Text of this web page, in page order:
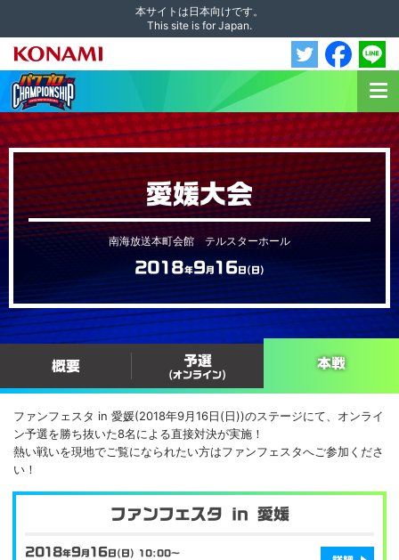
本サイトは日本向けです。
This site is for Japan.
愛媛大会
南海放送本町会館 テルスターホール
2018年9月16日(日)
概要 予選
(オンライン)
本戦
ファンフェスタ in 愛媛(2018年9月16日(日))のステージにて、 オンライ
ン予選を勝ち抜いた8名による直接対決が実施！
熱い戦いを現地でご覧になられたい方はファンフェスタへご参加くださ
い！
ファンフェスタ in 愛媛
2018年9月 16 日(日) 10:00～